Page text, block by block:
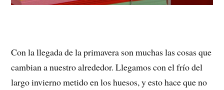
Con la llegada de la primavera son muchas las cosas que
cambian a nuestro alrededor. Llegamos con el frío del
largo invierno metido en los huesos, y esto hace que no